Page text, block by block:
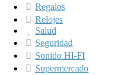
Regalos
Relojes
Salud
Seguridad
Sonido HI-FI
Supermercado